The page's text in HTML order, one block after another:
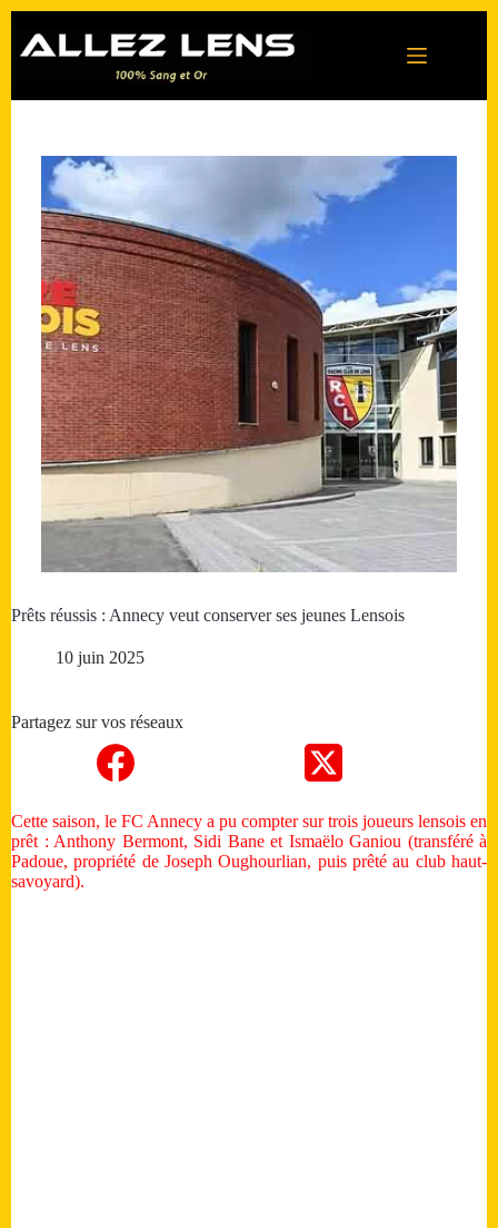
contenu
Prêts réussis : Annecy veut conserver ses jeunes Lensois
10 juin 2025
Partagez sur vos réseaux
Cette saison, le FC Annecy a pu compter sur trois joueurs lensois en
prêt : Anthony Bermont, Sidi Bane et Ismaëlo Ganiou (transféré à
Padoue, propriété de Joseph Oughourlian, puis prêté au club haut-
savoyard).